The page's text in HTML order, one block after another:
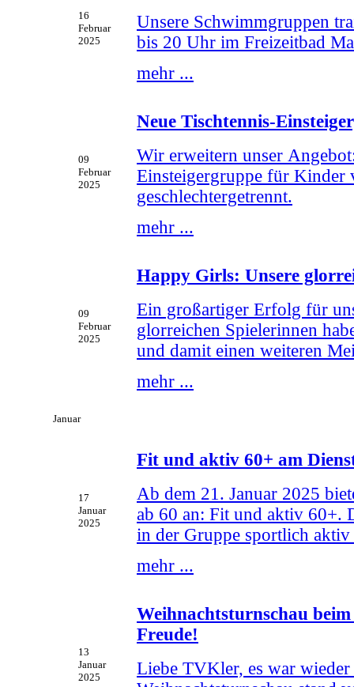
16
Februar
2025
Unsere Schwimmgruppen
bis 20 Uhr im Freizeitbad
mehr ...
09
Februar
2025
Neue Tischtennis-
Wir erweitern unser
Einsteigergruppe für Kinder
geschlechtergetrennt.
mehr ...
09
Februar
2025
Happy Girls: Unsere
Ein großartiger Erfolg für
glorreichen Spielerinnen
und damit einen weiteren
mehr ...
Januar
17
Januar
2025
Fit und aktiv 60+ am
Ab dem 21. Januar 2025
ab 60 an: Fit und aktiv 60+.
in der Gruppe sportlich
mehr ...
13
Januar
2025
Weihnachtsturnschau
Freude!
Liebe TVKler, es war